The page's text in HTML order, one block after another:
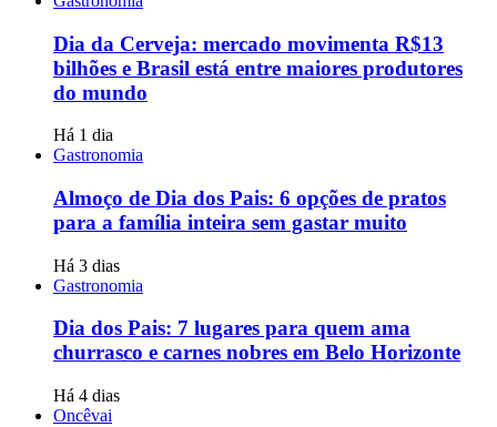
Dia da Cerveja: mercado movimenta R$13
bilhões e Brasil está entre maiores produtores
do mundo
Há 1 dia
Gastronomia
Almoço de Dia dos Pais: 6 opções de pratos
para a família inteira sem gastar muito
Há 3 dias
Gastronomia
Dia dos Pais: 7 lugares para quem ama
churrasco e carnes nobres em Belo Horizonte
Há 4 dias
Oncêvai